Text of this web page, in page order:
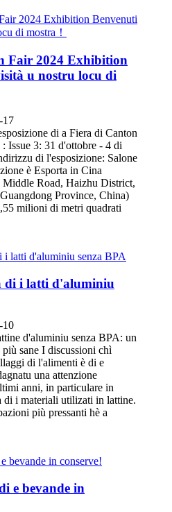
Fair 2024 Exhibition
u nostru locu di
17
di a Fiera di Canton
Issue 3: 31 d'ottobre - 4 di
di l'esposizione: Salone
è Esporta in Cina
Road, Haizhu District,
Province, China)
milioni di metri quadrati
di i latti d'aluminiu
10
d'aluminiu senza BPA: un
più sane I discussioni chì
di l'alimenti è di e
una attenzione
anni, in particulare in
di i materiali utilizati in lattine.
più pressanti hè a
e bevande in